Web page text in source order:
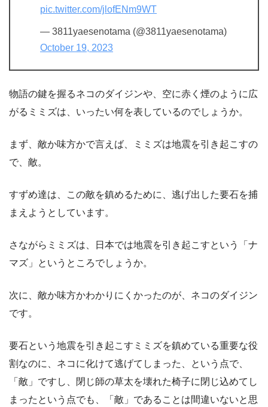
pic.twitter.com/jlofENm9WT
— 3811yaesenotama (@3811yaesenotama)
October 19, 2023
物語の鍵を握るネコのダイジンや、空に赤く煙のように広
がるミミズは、いったい何を表しているのでしょうか。
まず、敵か味方かで言えば、ミミズは地震を引き起こすの
で、敵。
すずめ達は、この敵を鎮めるために、逃げ出した要石を捕
まえようとしています。
さながらミミズは、日本では地震を引き起こすという「ナ
マズ」というところでしょうか。
次に、敵か味方かわかりにくかったのが、ネコのダイジン
です。
要石という地震を引き起こすミミズを鎮めている重要な役
割なのに、ネコに化けて逃げてしまった、という点で、
「敵」ですし、閉じ師の草太を壊れた椅子に閉じ込めてし
まったという点でも、「敵」であることは間違いないと思